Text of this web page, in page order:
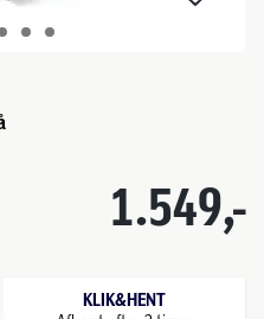
1.549,-
KLIK&HENT